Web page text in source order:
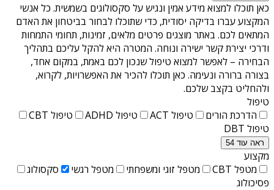
כאן תוכלו למצוא מידע אמין ונגיש על סקסולוגים בשמשית. כל אנשי
המקצוע עברו בדיקה יסודית, כדי שתוכלו לבחור בביטחון את האדם
המתאים לכם. באתר מוצגים פרטים מלאים, זמינות, תחומי התמחות
ודרכי יצירת קשר ישירה ונוחה. המטרה היא להקל עליכם בתהליך
הבחירה – לאפשר למצוא טיפול שנכון לכם באמת, במקום אחד,
בצורה ברורה ונעימה. כאן תוכלו להכיר את האפשרויות, לקרוא,
ולהחליט בקצב שלכם.
טיפול
הדרכת הורים
טיפול ACT טיפול ADHD
טיפול CBT
טיפול DBT
ראה עוד 54
מקצוע
מטפל CBT
מטפל זוגי ומשפחתי מטפל רגשי
סקסולוג
פסיכולוג